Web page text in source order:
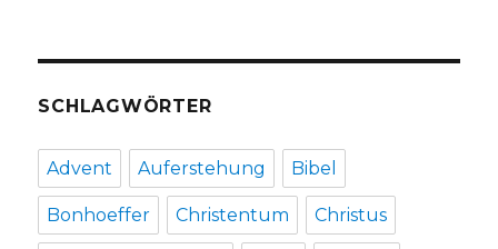
SCHLAGWÖRTER
Advent Auferstehung Bibel
Bonhoeffer Christentum Christus